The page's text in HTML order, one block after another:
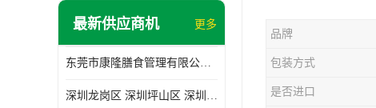
最新供应商机 更多
东莞市康隆膳食管理有限公司主要经营蔬菜配送 东莞食堂承包 光明蔬菜配送 深圳市食堂承包 深圳市蔬菜配送等业务 欢迎咨询了解
深圳龙岗区 深圳坪山区 深圳光明区 深圳龙华区
品牌
包装方式
是否进口